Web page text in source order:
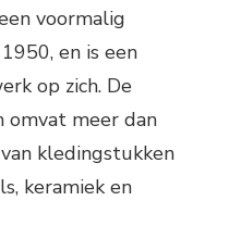
voormalig
en is een
op zich. De
omvat meer dan
kledingstukken
keramiek en